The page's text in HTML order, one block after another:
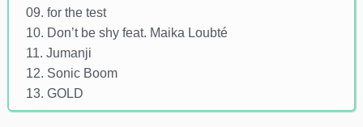
09. for the test
10. Don’t be shy feat. Maika Loubté
11. Jumanji
12. Sonic Boom
13. GOLD